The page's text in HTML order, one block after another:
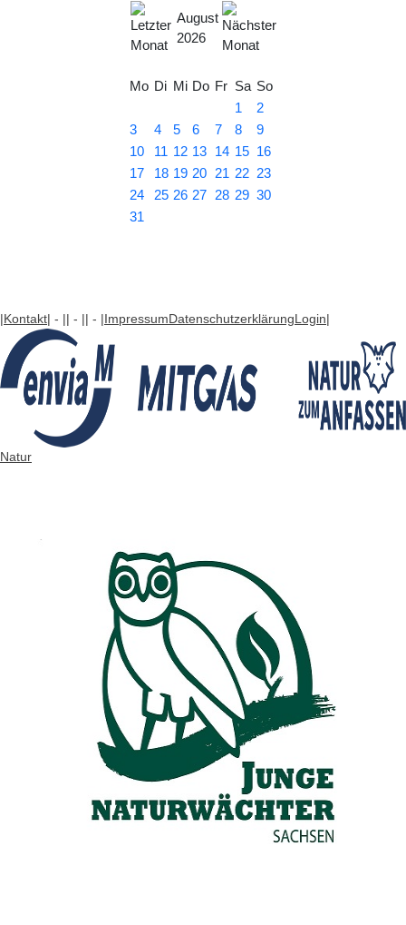
August
2026
Mo Di Mi Do Fr Sa So
1
2
3
4 5 6 7 8
9
10
11 12 13 14 15 16
17
18 19 20 21 22 23
24
25 26 27 28 29 30
31
|Kontakt| - || - || - |ImpressumDatenschutzerklärungLogin|
Natur